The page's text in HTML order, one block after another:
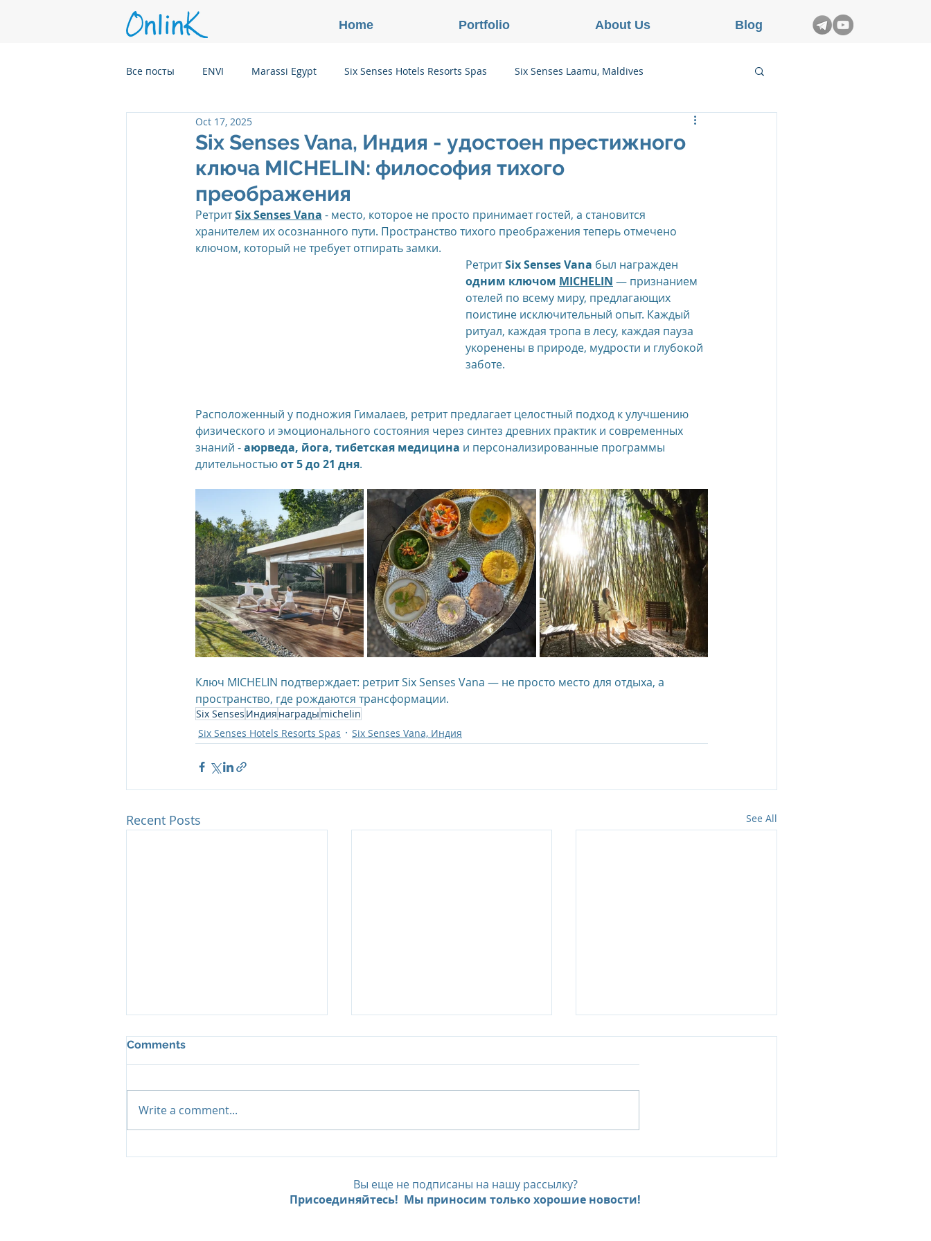
Все посты ENVI Marassi Egypt Six Senses Hotels Resorts Spas Six Senses Laamu, Maldives
Six Senses Kanuhura, Maldives
Six Senses Douro Valley, Portugal
Six Senses Rome, Italy Six Senses Zil Pasyon, Seychelles Six Senses Vana, Индия
Oberoi Hotels & Resorts
The Oberoi Bali, Indonesia The Oberoi Lombok, Indonesia
InterContinental Phuket Resort Regent Bali Canggu Eclat Beijing
Al Zorah Beach Resort Sun Resorts
Six Senses Vana, Индия - удостоен престижного
ключа MICHELIN: философия тихого
преображения
Oct 17, 2025
Ретрит Six Senses Vana - место, которое не просто принимает гостей, а становится
хранителем их осознанного пути. Пространство тихого преображения теперь отмечено
ключом, который не требует отпирать замки.
Ретрит Six Senses Vana был награжден
одним ключом MICHELIN — признанием
отелей по всему миру, предлагающих
поистине исключительный опыт. Каждый
ритуал, каждая тропа в лесу, каждая пауза
укоренены в природе, мудрости и глубокой
заботе.
Расположенный у подножия Гималаев, ретрит предлагает целостный подход к улучшению
физического и эмоционального состояния через синтез древних практик и современных
знаний - аюрведа, йога, тибетская медицина и персонализированные программы
длительностью от 5 до 21 дня.
Ключ MICHELIN подтверждает: ретрит Six Senses Vana — не просто место для отдыха, а
пространство, где рождаются трансформации.
Six Senses Индия награды michelin
Six Senses Hotels Resorts Spas
Six Senses Vana, Индия
Recent Posts See All
Less, Stay More
предложение для
Comments
Write a comment...
Вы еще не подписаны на нашу рассылку?
Присоединяйтесь! Мы приносим только хорошие новости!
Home Portfolio About Us Blog